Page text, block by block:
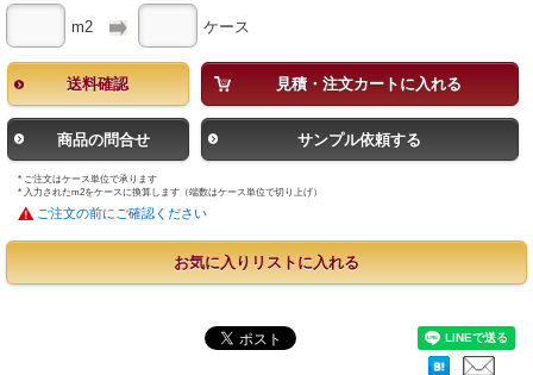
m2 ケース
送料確認 見積・注文カートに入れる
商品の問合せ サンプル依頼する
* ご注文はケース単位で承ります
* 入力されたm2をケースに換算します（端数はケース単位で切り上げ）
ご注文の前にご確認ください
お気に入りリストに入れる